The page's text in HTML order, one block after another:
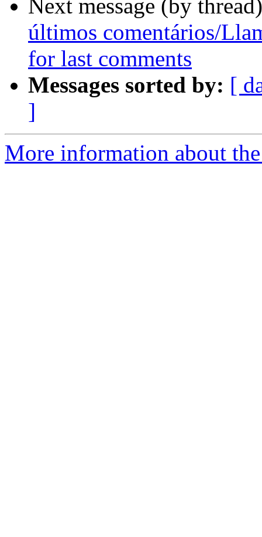
Next message (by
últimos comentários/
for last comments
Messages sorted by: [
]
More information about